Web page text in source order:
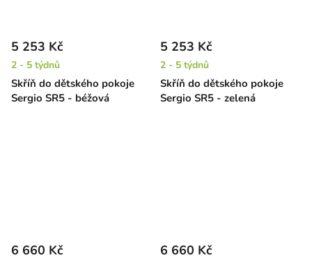
Skříň do dětského pokoje
Sergio SR5 - béžová
5 253 Kč
2 - 5 týdnů
Skříň do dětského pokoje
Sergio SR5 - zelená
5 253 Kč
2 - 5 týdnů
6 660 Kč 6 660 Kč